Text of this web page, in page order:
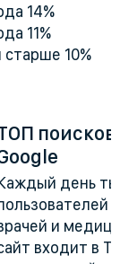
14%
11%
старше 10%
день
и
входит в